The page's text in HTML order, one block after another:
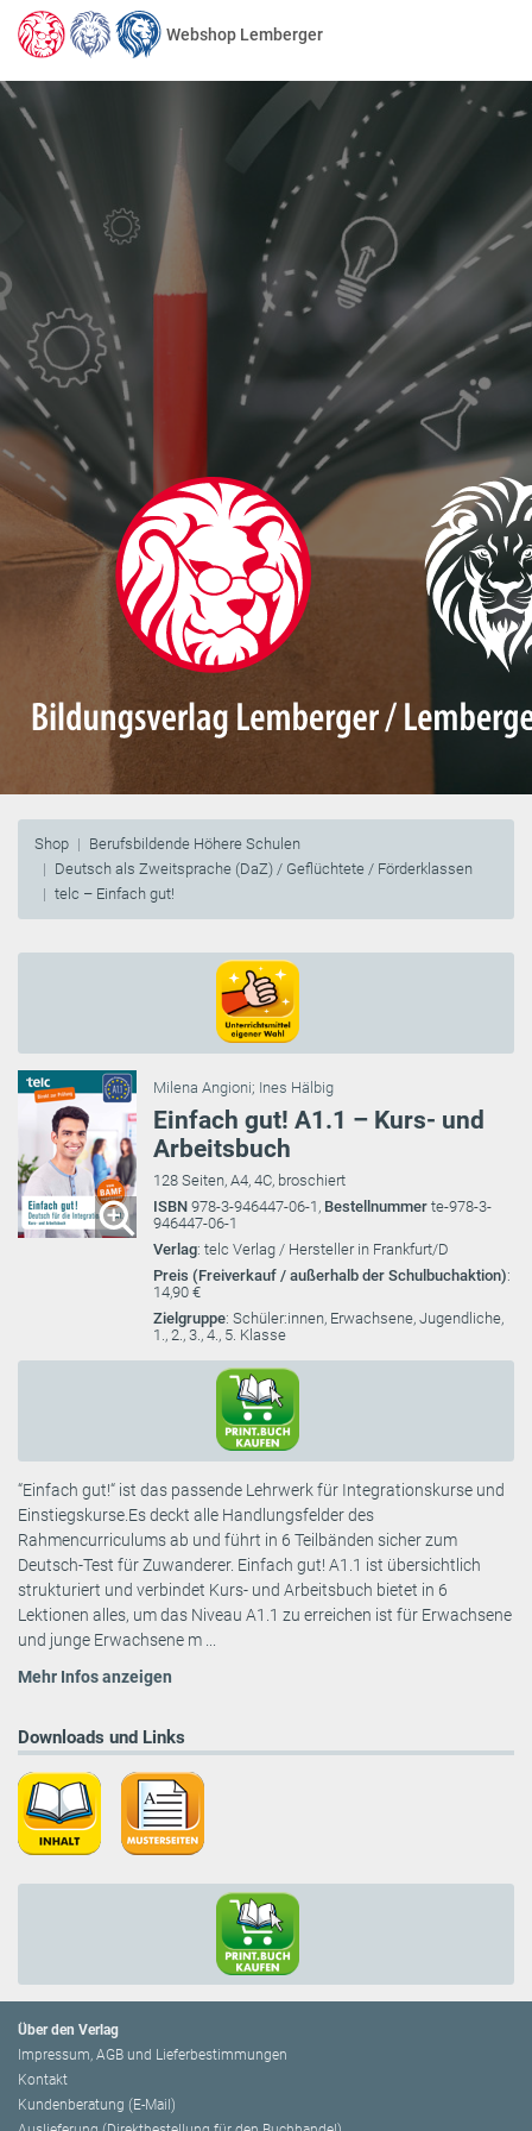
Webshop Lemberger
Shop
Berufsbildende Höhere Schulen
Deutsch als Zweitsprache (DaZ) / Geflüchtete / Förderklassen
telc – Einfach gut!
Milena Angioni; Ines Hälbig
Einfach gut! A1.1 – Kurs- und
Arbeitsbuch
128 Seiten, A4, 4C, broschiert
ISBN 978-3-946447-06-1, Bestellnummer te-978-3-
946447-06-1
Verlag: telc Verlag / Hersteller in Frankfurt/D
Preis (Freiverkauf / außerhalb der Schulbuchaktion):
14,90 €
Zielgruppe: Schüler:innen, Erwachsene, Jugendliche,
1., 2., 3., 4., 5. Klasse
“Einfach gut!“ ist das passende Lehrwerk für Integrationskurse und
Einstiegskurse.Es deckt alle Handlungsfelder des
Rahmencurriculums ab und führt in 6 Teilbänden sicher zum
Deutsch-Test für Zuwanderer. Einfach gut! A1.1 ist übersichtlich
strukturiert und verbindet Kurs- und Arbeitsbuch bietet in 6
Lektionen alles, um das Niveau A1.1 zu erreichen ist für Erwachsene
und junge Erwachsene m ...
Mehr Infos anzeigen
Downloads und Links
Über den Verlag
Impressum, AGB und Lieferbestimmungen
Kontakt
Kundenberatung (E-Mail)